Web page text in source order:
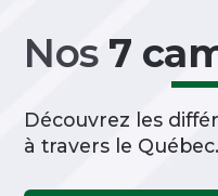
Nos 7
Découvrez les
à travers le Québec.